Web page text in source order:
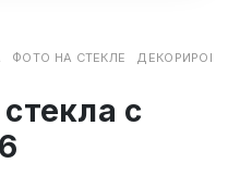
ФОТО НА СТЕКЛЕ
с